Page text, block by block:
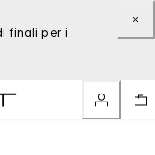
finali per i